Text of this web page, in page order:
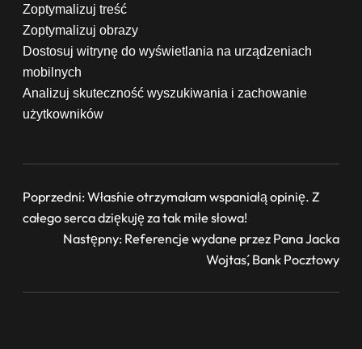
Zoptymalizuj treść
Zoptymalizuj obrazy
Dostosuj witrynę do wyświetlania na urządzeniach
mobilnych
Analizuj skuteczność wyszukiwania i zachowanie
użytkowników
Poprzedni:Właśnie otrzymałam wspaniałą opinię. Z
całego serca dziękuję za tak miłe słowa!
Następny: Referencje wydane przez Pana Jacka
Wojtaś, Bank Pocztowy